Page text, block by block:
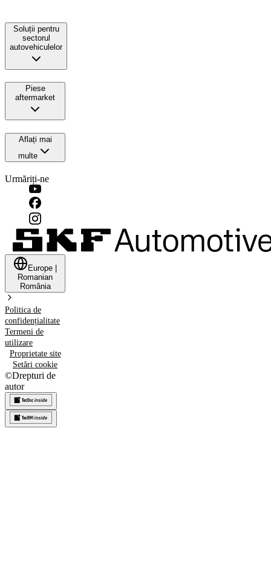
Soluții pentru
sectorul
autovehiculelor
Piese
aftermarket
Aflați mai
multe
Urmăriți-ne
Europe
Romanian
România
Politica de
confidențialitate
Termeni de
utilizare
Proprietate site
Setări cookie
©Drepturi de
autor